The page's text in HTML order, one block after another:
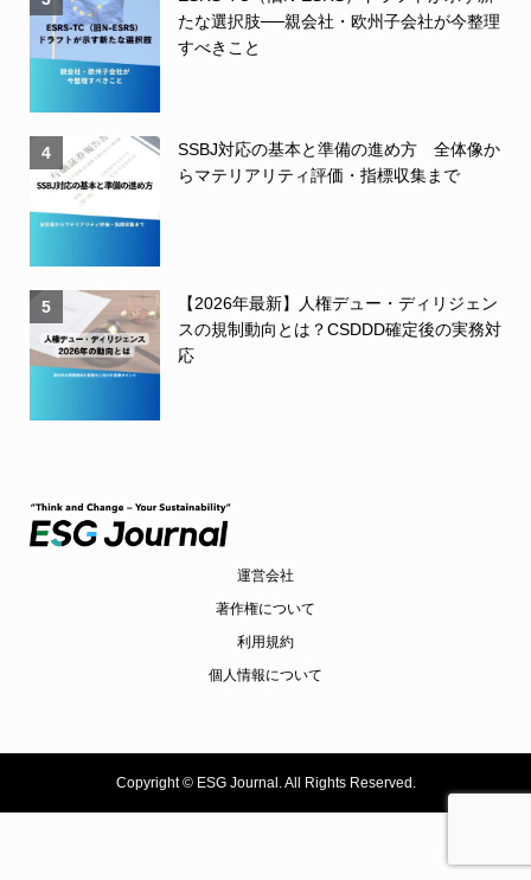
たな選択肢──親会社・欧州子会社が今整理
すべきこと
4
SSBJ対応の基本と準備の進め方 全体像か
らマテリアリティ評価・指標収集まで
5
【2026年最新】人権デュー・ディリジェン
スの規制動向とは？CSDDD確定後の実務対
応
運営会社
著作権について
利用規約
個人情報について
Copyright ©ESG Journal. All Rights Reserved.